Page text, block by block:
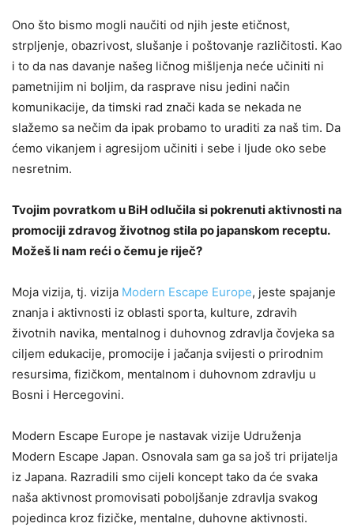
Ono što bismo mogli naučiti od njih jeste etičnost,
strpljenje, obazrivost, slušanje i poštovanje različitosti. Kao
i to da nas davanje našeg ličnog mišljenja neće učiniti ni
pametnijim ni boljim, da rasprave nisu jedini način
komunikacije, da timski rad znači kada se nekada ne
slažemo sa nečim da ipak probamo to uraditi za naš tim. Da
ćemo vikanjem i agresijom učiniti i sebe i ljude oko sebe
nesretnim.
Tvojim povratkom u BiH odlučila si pokrenuti aktivnosti na
promociji zdravog životnog stila po japanskom receptu.
Možeš li nam reći o čemu je riječ?
Moja vizija, tj. vizija Modern Escape Europe, jeste spajanje
znanja i aktivnosti iz oblasti sporta, kulture, zdravih
životnih navika, mentalnog i duhovnog zdravlja čovjeka sa
ciljem edukacije, promocije i jačanja svijesti o prirodnim
resursima, fizičkom, mentalnom i duhovnom zdravlju u
Bosni i Hercegovini.
Modern Escape Europe je nastavak vizije Udruženja
Modern Escape Japan. Osnovala sam ga sa još tri prijatelja
iz Japana. Razradili smo cijeli koncept tako da će svaka
naša aktivnost promovisati poboljšanje zdravlja svakog
pojedinca kroz fizičke, mentalne, duhovne aktivnosti.